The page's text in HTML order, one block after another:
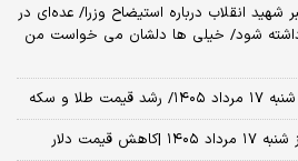
شهید انقلاب درباره استیضاح وزرا/ عده‌ای در
شود/ خیلی ها دلشان می خواست من
و سکه
دلار